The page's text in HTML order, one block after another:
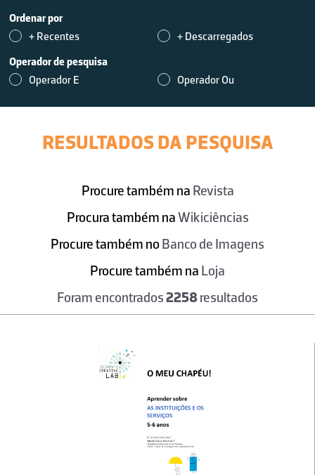
Ordenar por
+ Recentes
+ Descarregados
Operador de pesquisa
Operador E
Operador Ou
RESULTADOS DA PESQUISA
Procure também na Revista
Procura também naWikiciências
Procure também no Banco de Imagens
Procure também na Loja
Foram encontrados2258 resultados